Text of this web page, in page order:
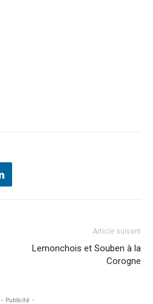
Article suivant
Lemonchois et Souben à la
Corogne
- Publicité -